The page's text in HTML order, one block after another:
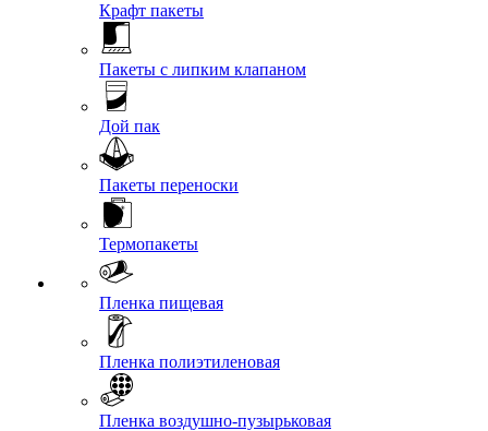
Крафт пакеты
Пакеты с липким клапаном
Дой пак
Пакеты переноски
Термопакеты
Пленка пищевая
Пленка полиэтиленовая
Пленка воздушно-пузырьковая